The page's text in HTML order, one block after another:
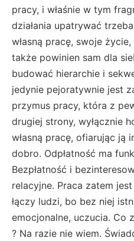
pracy, i właśnie w tym
działania upatrywać
własną pracę, swoje
także powinien sam dla
budować hierarchie i
jedynie pejoratywnie jest
przymus pracy, która z
drugiej strony, wyłącznie
własną pracę, ofiarując ją
dobro. Odpłatność ma
Bezpłatność i
relacyjne. Praca zatem
łączy ludzi, bo bez niej
emocjonalne, uczucia. Co
? Na razie nie wiem.